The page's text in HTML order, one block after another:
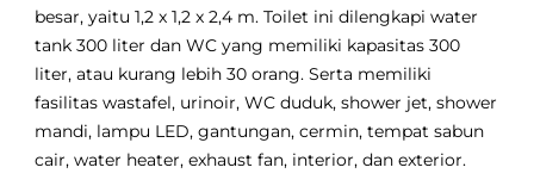
besar, yaitu 1,2 x 1,2 x 2,4 m. Toilet ini dilengkapi water
tank 300 liter dan WC yang memiliki kapasitas 300
liter, atau kurang lebih 30 orang. Serta memiliki
fasilitas wastafel, urinoir, WC duduk, shower jet, shower
mandi, lampu LED, gantungan, cermin, tempat sabun
cair, water heater, exhaust fan, interior, dan exterior.